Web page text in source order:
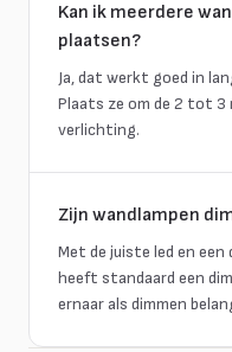
Kan ik meerdere
plaatsen?
Ja, dat werkt goed in
Plaats ze om de 2 tot 3
verlichting.
Zijn wandlampen
Met de juiste led en
heeft standaard een
ernaar als dimmen